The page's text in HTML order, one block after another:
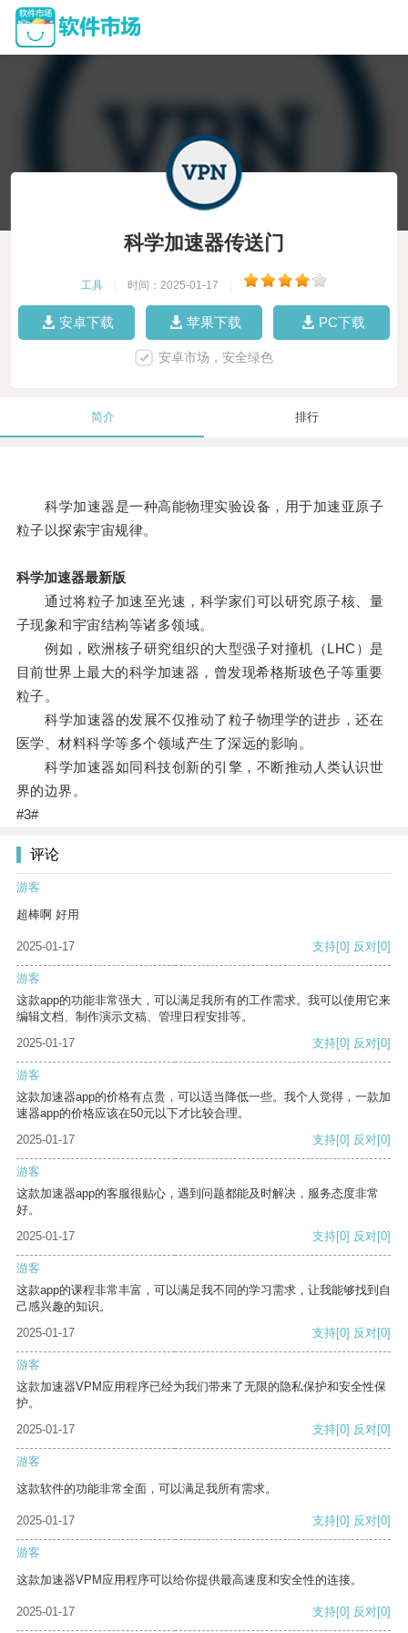
科学加速器传送门
工具 时间：2025-01-17
安卓下载 苹果下载 PC下载
安卓市场，安全绿色
简介 排行
科学加速器是一种高能物理实验设备，用于加速亚原子
粒子以探索宇宙规律。
科学加速器最新版
通过将粒子加速至光速，科学家们可以研究原子核、量
子现象和宇宙结构等诸多领域。
例如，欧洲核子研究组织的大型强子对撞机（LHC）是
目前世界上最大的科学加速器，曾发现希格斯玻色子等重要
粒子。
科学加速器的发展不仅推动了粒子物理学的进步，还在
医学、材料科学等多个领域产生了深远的影响。
科学加速器如同科技创新的引擎，不断推动人类认识世
界的边界。
#3#
评论
游客
超棒啊 好用
2025-01-17 支持[0] 反对[0]
游客
这款app的功能非常强大，可以满足我所有的工作需求。我可以使用它来
编辑文档、制作演示文稿、管理日程安排等。
2025-01-17
支持[0] 反对[0]
游客
这款加速器app的价格有点贵，可以适当降低一些。我个人觉得，一款加
速器app的价格应该在50元以下才比较合理。
2025-01-17
支持[0] 反对[0]
游客
这款加速器app的客服很贴心，遇到问题都能及时解决，服务态度非常
好。
2025-01-17
支持[0] 反对[0]
游客
这款app的课程非常丰富，可以满足我不同的学习需求，让我能够找到自
己感兴趣的知识。
2025-01-17
支持[0] 反对[0]
游客
这款加速器VPM应用程序已经为我们带来了无限的隐私保护和安全性保
护。
2025-01-17
支持[0] 反对[0]
游客
这款软件的功能非常全面，可以满足我所有需求。
2025-01-17 支持[0] 反对[0]
游客
这款加速器VPM应用程序可以给你提供最高速度和安全性的连接。
2025-01-17 支持[0] 反对[0]